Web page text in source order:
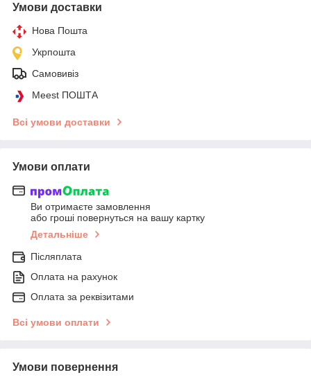
Умови доставки
Нова Пошта
Укрпошта
Самовивіз
Meest ПОШТА
Всі умови доставки
Умови оплати
Ви отримаєте замовлення
або гроші повернуться на вашу картку
Детальніше
Післяплата
Оплата на рахунок
Оплата за реквізитами
Всі умови оплати
Умови повернення